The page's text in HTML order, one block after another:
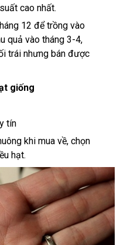
cao nhất.
12 để trồng vào
quả vào tháng 3-4,
trái nhưng bán được
giống
tín
khi mua về, chọn
hạt.